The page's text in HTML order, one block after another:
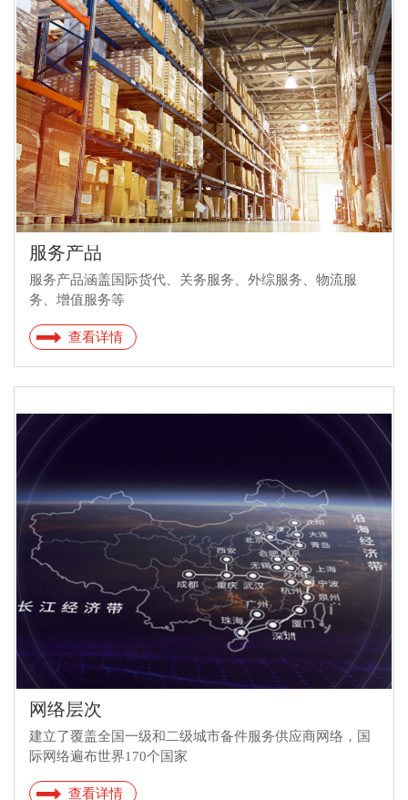
服务产品
服务产品涵盖国际货代、关务服务、外综服务、物流服
务、增值服务等
查看详情
网络层次
建立了覆盖全国一级和二级城市备件服务供应商网络，国
际网络遍布世界170个国家
查看详情